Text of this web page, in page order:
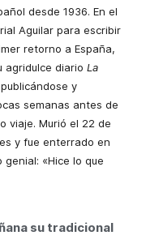
desde 1936. En el
Aguilar para escribir
retorno a España,
agridulce diario La
y
semanas antes de
viaje. Murió el 22 de
y fue enterrado en
«Hice lo que
su tradicional